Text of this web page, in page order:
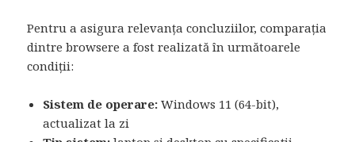
Pentru a asigura relevanța concluziilor, comparația
dintre browsere a fost realizată în următoarele
condiții:
Sistem de operare: Windows 11 (64-bit),
actualizat la zi